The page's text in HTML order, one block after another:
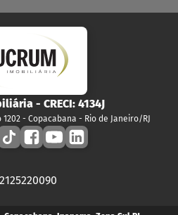
- CRECI: 4134J
- Copacabana - Rio de Janeiro/RJ